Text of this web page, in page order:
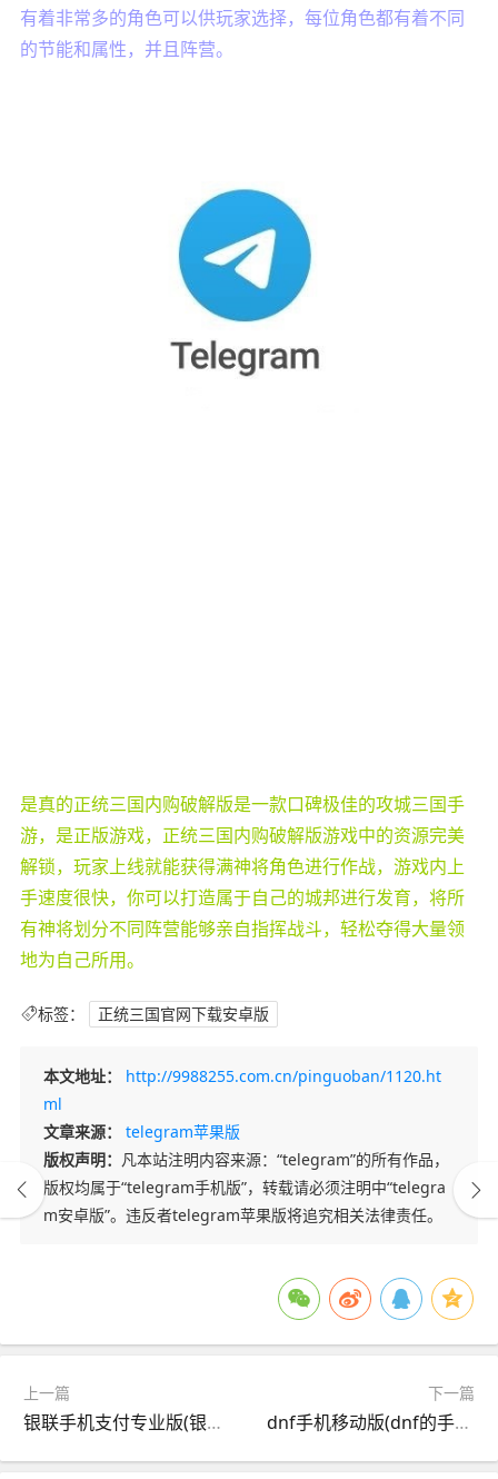
有着非常多的角色可以供玩家选择，每位角色都有着不同
的节能和属性，并且阵营。
是真的正统三国内购破解版是一款口碑极佳的攻城三国手
游，是正版游戏，正统三国内购破解版游戏中的资源完美
解锁，玩家上线就能获得满神将角色进行作战，游戏内上
手速度很快，你可以打造属于自己的城邦进行发育，将所
有神将划分不同阵营能够亲自指挥战斗，轻松夺得大量领
地为自己所用。
标签： 正统三国官网下载安卓版
本文地址：
http://9988255.com.cn/pinguoban/1120.ht
ml
文章来源：
telegram苹果版
版权声明： 凡本站注明内容来源：“telegram”的所有作品，
版权均属于“telegram手机版”，转载请必须注明中“telegra
m安卓版”。违反者telegram苹果版将追究相关法律责任。
上一篇
银联手机支付专业版(银联手机支付专业版app)
下一篇
dnf手机移动版(dnf的手机app)